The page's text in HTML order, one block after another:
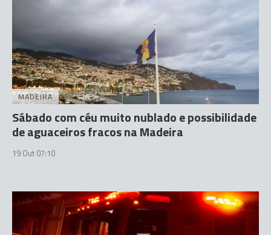
MADEIRA
Sábado com céu muito nublado e possibilidade
de aguaceiros fracos na Madeira
19 Out 07:10